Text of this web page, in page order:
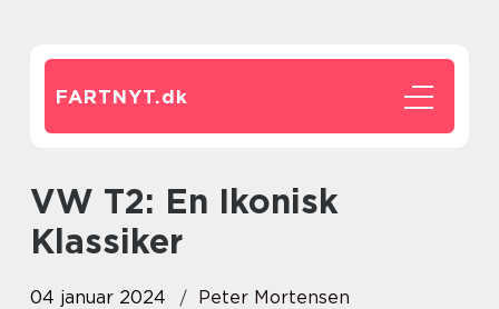
FARTNYT.dk
VW T2: En Ikonisk
Klassiker
04 januar 2024
Peter Mortensen